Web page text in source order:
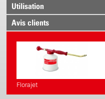
Utilisation
Avis clients
Florajet